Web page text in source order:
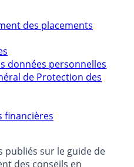
d’utilisation
des placements
données personnelles
de Protection des